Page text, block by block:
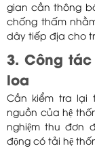
gian cần thông
chống thấm
dây tiếp địa cho
3. Công
loa
Cần kiểm tra
nguồn của hệ
nghiệm thu đơn
động có tải hệ